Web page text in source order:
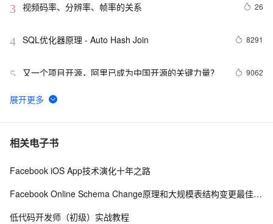
3 视频码率、分辨率、帧率的关系 26
4 SQL优化器原理 - Auto Hash Join 8291
5 又一个项目开源，阿里已成为中国开源的关键力量？ 9062
6
RTMP、RTSP、HTTP视频协议详解（附：直播流地址、
7 Facebook的Hack语言三大看点
8 眼红的 Facebook，赶出了社交版 Zoom
相关电子书
Facebook iOS App技术演化十年之路
Facebook Online Schema Change原理和大规模表结构变更最佳实践
低代码开发师（初级）实战教程